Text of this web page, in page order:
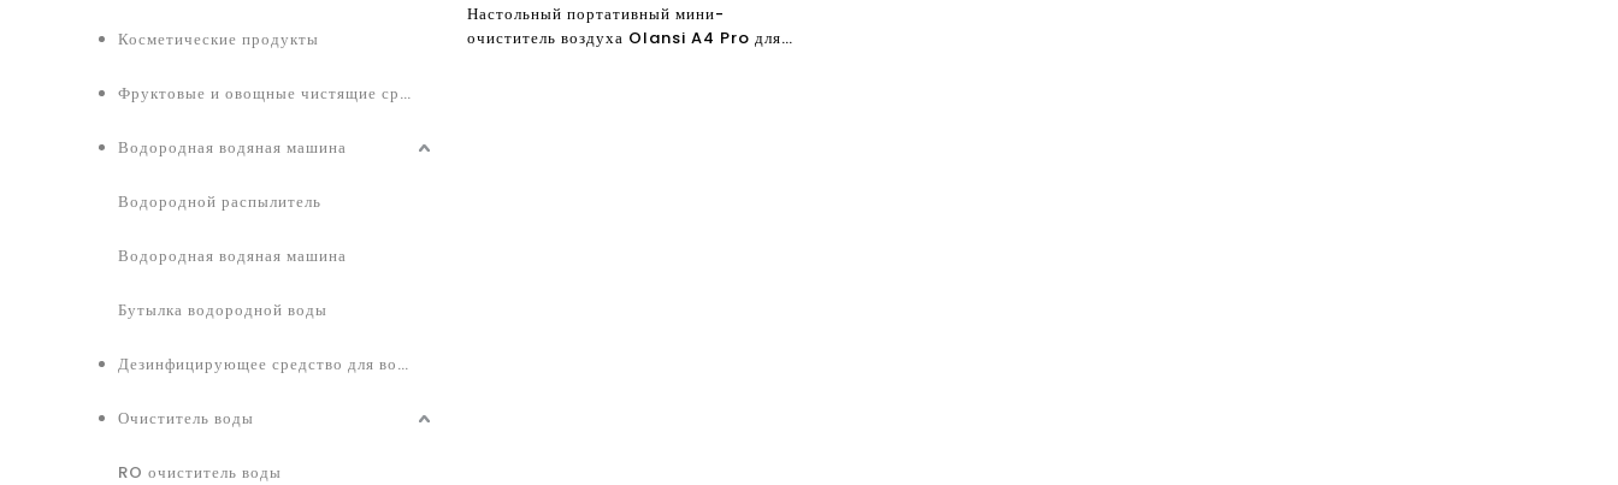
Косметические продукты
Фруктовые и овощные чистящие средства
Водородная водяная машина
Водородной распылитель
Водородная водяная машина
Бутылка водородной воды
Дезинфицирующее средство для воды
Очиститель воды
RO очиститель воды
Настольный портативный мини-
очиститель воздуха Olansi A4 Pro для